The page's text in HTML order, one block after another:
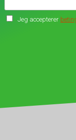
Jeg accepterer